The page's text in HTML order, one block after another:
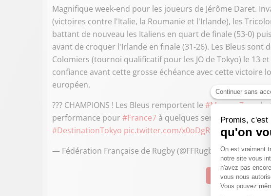
Magnifique week-end pour les joueurs de Jérôme Daret.
(victoires contre l'Italie, la Roumanie et l'Irlande), les
battant de nouveau les Italiens en quart de finale (53-0)
avant de croquer l'Irlande en finale (31-26). Les Bleus sont
Colomiers (tournoi qualificatif pour les JO de Tokyo) le 13
confiance avant cette grosse échéance avec cette victoire
européen.
??? CHAMPIONS ! Les Bleus remportent le #Moscou7sen
performance pour #France7à quelques semaines du
#DestinationTokyo pic.twitter.com/x0oDgRGGWI
— Fédération Française de Rugby (@FFRugby)23 juin 2019
Suivre Sud